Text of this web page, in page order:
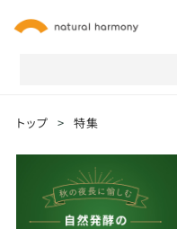
トップ > 特集